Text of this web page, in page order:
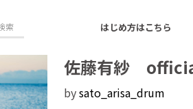
はじめ方はこちら
佐藤有紗
bysato_arisa_drum